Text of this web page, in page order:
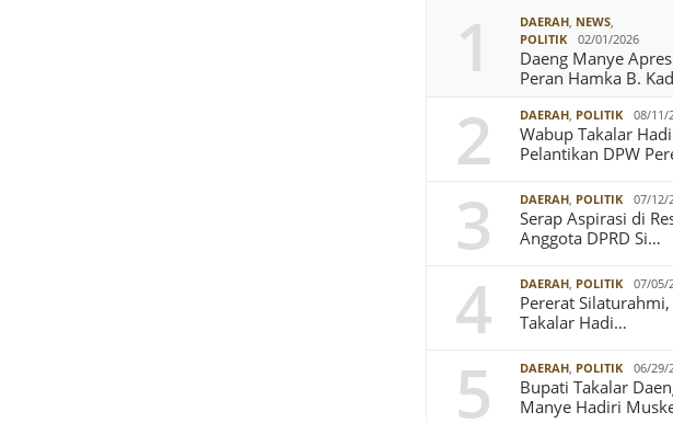
1 DAERAH, NEWS,
POLITIK
02/01/2026
Daeng Manye
Peran Hamka B.
2 DAERAH, POLITIK 08/11/
Wabup Takalar
Pelantikan DPW
3 DAERAH, POLITIK 07/12/
Serap Aspirasi di
Anggota DPRD Si…
4 DAERAH, POLITIK 07/05/
Pererat
Takalar Hadi…
5 DAERAH, POLITIK 06/29/
Bupati Takalar
Manye Hadiri